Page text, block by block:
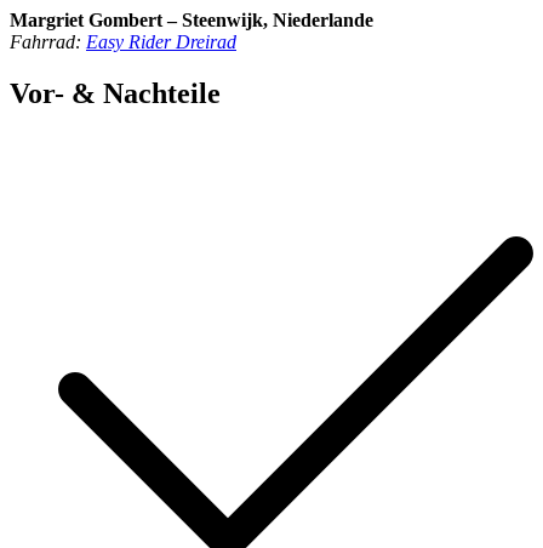
Margriet Gombert – Steenwijk, Niederlande
Fahrrad: Easy Rider Dreirad
Vor- & Nachteile